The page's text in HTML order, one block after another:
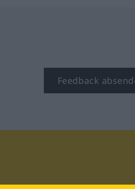
Feedback